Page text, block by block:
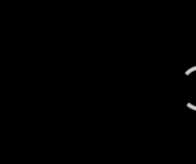
sur la circulation dans le
une présence policière plus